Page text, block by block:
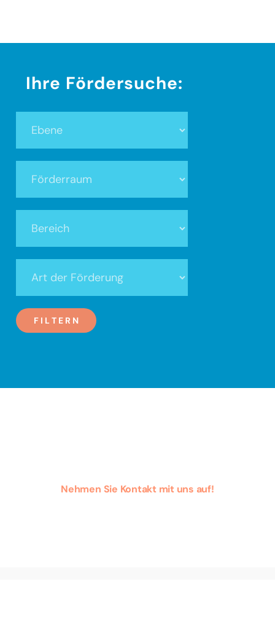
Ihre Fördersuche:
Förderung
Nehmen Sie Kontakt mit uns auf!